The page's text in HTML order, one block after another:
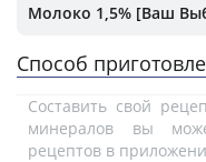
Молоко 1,5% [Ваш
Способ
Составить свой
минералов вы
рецептов в